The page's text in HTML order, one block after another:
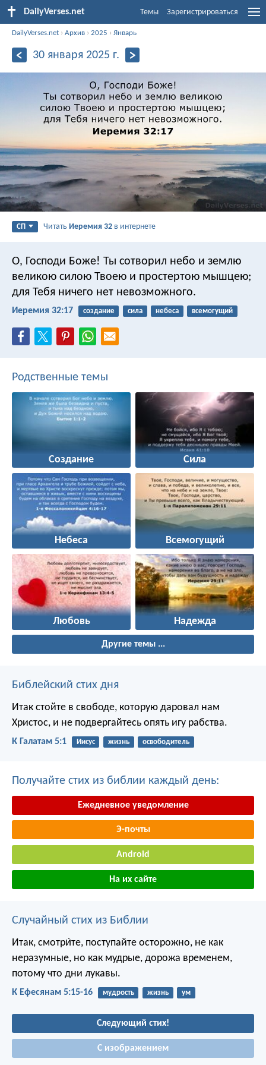
DailyVerses.net Темы Зарегистрироваться
DailyVerses.net ›Архив ›2025 ›Январь
30 января 2025 г.
СП ЧитатьИеремия 32 в интернете
О, Господи Боже! Ты сотворил небо и землю
великою силою Твоею и простертою мышцею;
для Тебя ничего нет невозможного.
Иеремия 32:17 создание сила небеса всемогущий
Родственные темы
Создание Сила
Небеса Всемогущий
Любовь Надежда
Другие темы ...
Библейский стих дня
Итак стойте в свободе, которую даровал нам
Христос, и не подвергайтесь опять игу рабства.
К Галатам 5:1 Иисус жизнь освободитель
Получайте стих из библии каждый день:
Ежедневное уведомление
Э-почты
Android
На их сайте
Случайный стих из Библии
Итак, смотри́те, поступайте осторожно, не как
неразумные, но как мудрые, дорожа временем,
потому что дни лукавы.
К Ефесянам 5:15-16 мудрость жизнь ум
Следующий стих!
С изображением